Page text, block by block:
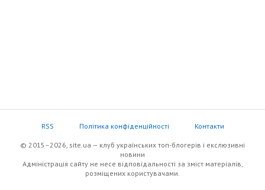
RSS Політика конфіденційності Контакти
© 2015–2026, site.ua — клуб українських топ-блогерів i екслюзивнi
новини
Адміністрація сайту не несе відповідальності за зміст матеріалів,
розміщених користувачами.